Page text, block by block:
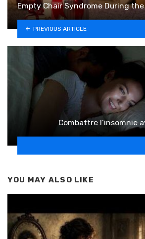
Empty Chair Syndrome During
PREVIOUS ARTICLE
Combattre l’insomnie
YOU MAY ALSO LIKE